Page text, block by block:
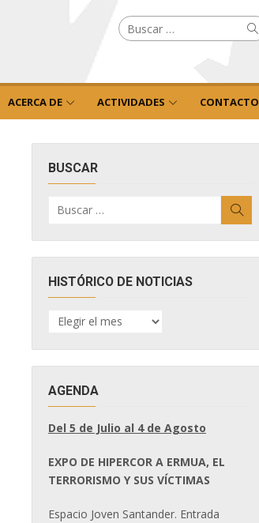
Buscar
por:
ACERCA DE ACTIVIDADES CONTACTO
BUSCAR
por:
HISTÓRICO DE NOTICIAS
HISTÓRICO
DE
AGENDA
Del 5 de Julio al 4 de Agosto
EXPO DE HIPERCOR A ERMUA, EL
TERRORISMO Y SUS VÍCTIMAS
Espacio Joven Santander. Entrada